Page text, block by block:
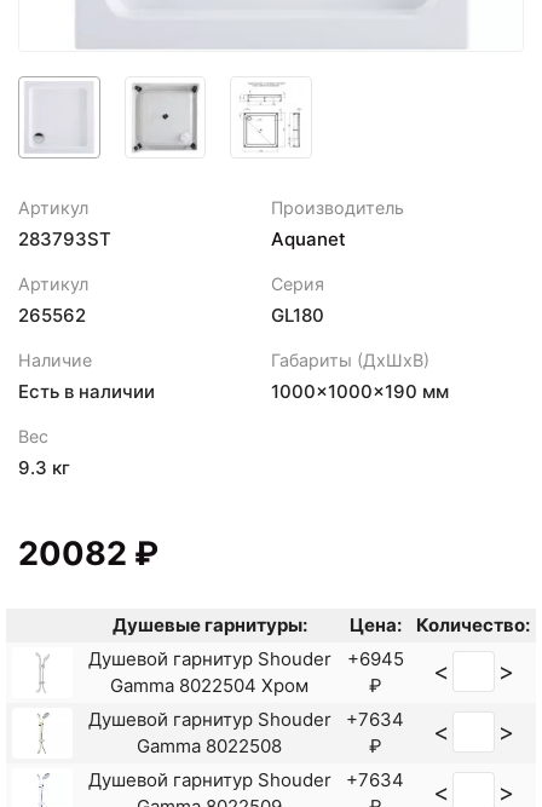
Артикул
283793ST
Производитель
Aquanet
Артикул
265562
Серия
GL180
Наличие
Есть в наличии
Габариты (ДхШхВ)
1000×1000×190 мм
Вес
9.3 кг
20082 ₽
Душевые гарнитуры: Цена:
Количество:
Душевой гарнитур Shouder
Gamma 8022504 Хром
+6945
₽
< >
Душевой гарнитур Shouder
Gamma 8022508
+7634
₽
< >
Душевой гарнитур Shouder
+7634
< >